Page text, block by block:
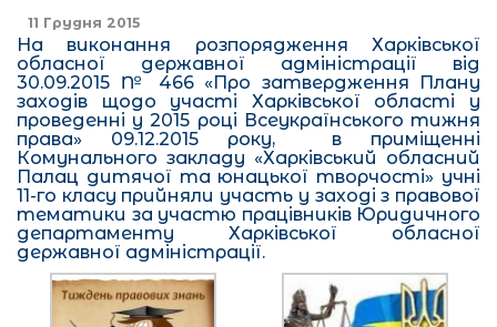
11 Грудня 2015
На виконання розпорядження Харківської
обласної державної адміністрації від
30.09.2015 № 466 «Про затвердження Плану
заходів щодо участі Харківської області у
проведенні у 2015 році Всеукраїнського тижня
права» 09.12.2015 року, в приміщенні
Комунального закладу «Харківський обласний
Палац дитячої та юнацької творчості» учні
11-го класу прийняли участь у заході з правової
тематики за участю працівників Юридичного
департаменту Харківської обласної
державної адміністрації.